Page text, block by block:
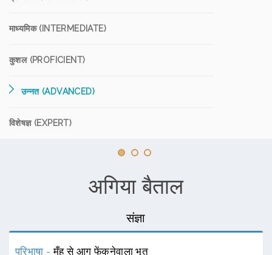
माध्यमिक (INTERMEDIATE)
कुशल (PROFICIENT)
उन्नत (ADVANCED)
विशेषज्ञ (EXPERT)
अगिया बैताल
संज्ञा
परिभाषा -मुँह से आग फेंकनेवाला भूत